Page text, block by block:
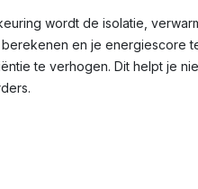
wordt de isolatie,
en je energiescore
te verhogen. Dit helpt je